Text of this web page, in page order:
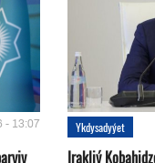
- 13:07 Ykdysadyýet
Irakliý